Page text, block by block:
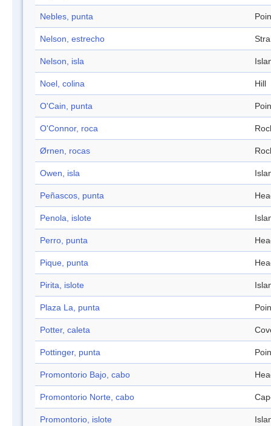
Nebles, punta
Nelson, estrecho
Nelson, isla
Noel, colina Hill
O'Cain, punta
O'Connor, roca
Ørnen, rocas
Owen, isla
Peñascos, punta
Penola, islote
Perro, punta
Pique, punta
Pirita, islote
Plaza La, punta
Potter, caleta
Pottinger, punta
Promontorio Bajo, cabo
Promontorio Norte, cabo
Promontorio, islote